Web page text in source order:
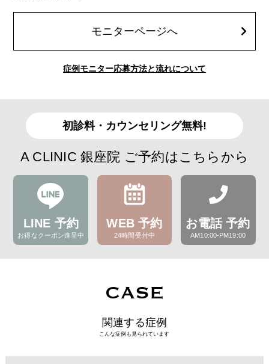
モニターページへ
症例モニター応募方法と流れについて
初診料・カウンセリング無料!
A CLINIC 銀座院 ご予約はこちらから
LINE 予約
お得なクーポン進呈中
WEB 予約
24時間受付中
お電話 予約
AM10:00-PM19:00
CASE
関連する症例
こんな症例も見られています